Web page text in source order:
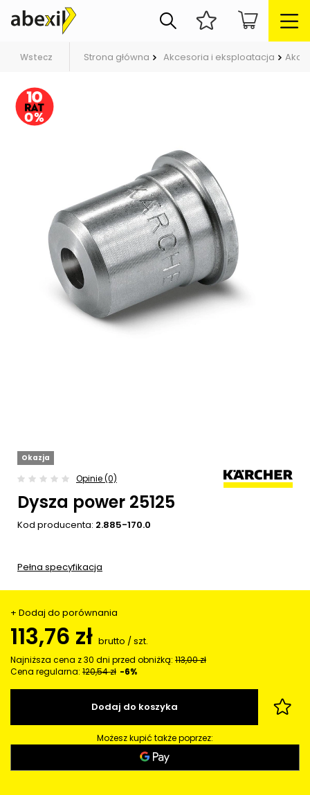
Wstecz Strona główna Akcesoria i eksploatacja
Okazja
Opinie (0)
Dysza power 25125
Kod producenta: 2.885-170.0
Pełna specyfikacja
+ Dodaj do porównania
113,76 zł brutto /szt.
Najniższa cena z 30 dni przed obniżką: 113,00 zł
Cena regularna: 120,54 zł -6%
Dodaj do koszyka
Możesz kupić także poprzez: